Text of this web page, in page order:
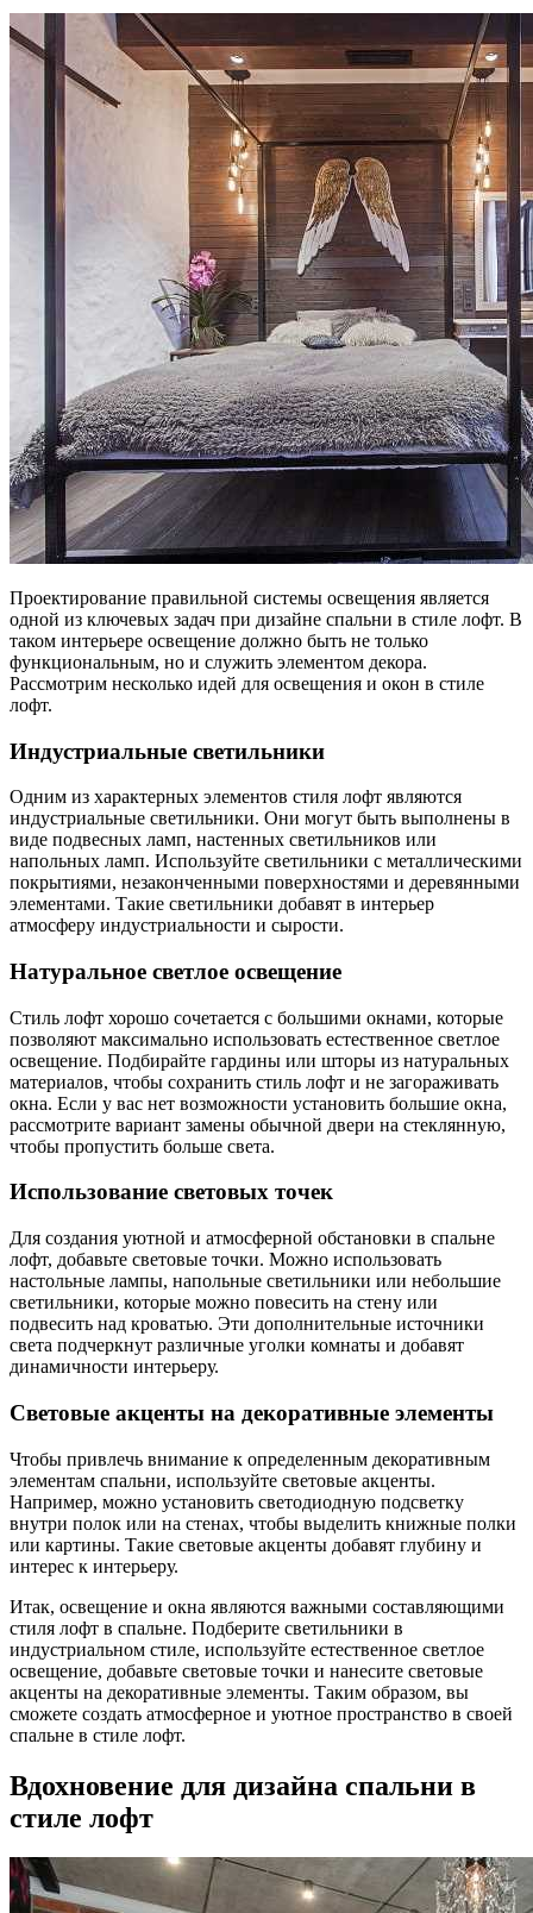
Проектирование правильной системы освещения является
одной из ключевых задач при дизайне спальни в стиле лофт. В
таком интерьере освещение должно быть не только
функциональным, но и служить элементом декора.
Рассмотрим несколько идей для освещения и окон в стиле
лофт.
Индустриальные светильники
Одним из характерных элементов стиля лофт являются
индустриальные светильники. Они могут быть выполнены в
виде подвесных ламп, настенных светильников или
напольных ламп. Используйте светильники с металлическими
покрытиями, незаконченными поверхностями и деревянными
элементами. Такие светильники добавят в интерьер
атмосферу индустриальности и сырости.
Натуральное светлое освещение
Стиль лофт хорошо сочетается с большими окнами, которые
позволяют максимально использовать естественное светлое
освещение. Подбирайте гардины или шторы из натуральных
материалов, чтобы сохранить стиль лофт и не загораживать
окна. Если у вас нет возможности установить большие окна,
рассмотрите вариант замены обычной двери на стеклянную,
чтобы пропустить больше света.
Использование световых точек
Для создания уютной и атмосферной обстановки в спальне
лофт, добавьте световые точки. Можно использовать
настольные лампы, напольные светильники или небольшие
светильники, которые можно повесить на стену или
подвесить над кроватью. Эти дополнительные источники
света подчеркнут различные уголки комнаты и добавят
динамичности интерьеру.
Световые акценты на декоративные элементы
Чтобы привлечь внимание к определенным декоративным
элементам спальни, используйте световые акценты.
Например, можно установить светодиодную подсветку
внутри полок или на стенах, чтобы выделить книжные полки
или картины. Такие световые акценты добавят глубину и
интерес к интерьеру.
Итак, освещение и окна являются важными составляющими
стиля лофт в спальне. Подберите светильники в
индустриальном стиле, используйте естественное светлое
освещение, добавьте световые точки и нанесите световые
акценты на декоративные элементы. Таким образом, вы
сможете создать атмосферное и уютное пространство в своей
спальне в стиле лофт.
Вдохновение для дизайна спальни в
стиле лофт